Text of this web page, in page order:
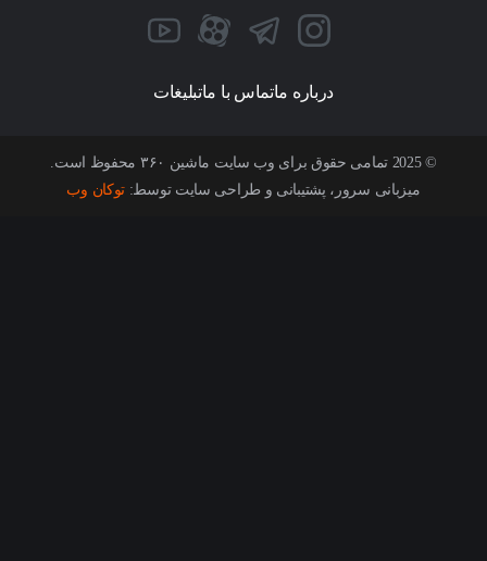
درباره ماتماس با ماتبلیغات
© 2025 تمامی حقوق برای وب سایت ماشین ۳۶۰ محفوظ است.
میزبانی سرور، پشتیبانی و طراحی سایت توسط: توکان وب